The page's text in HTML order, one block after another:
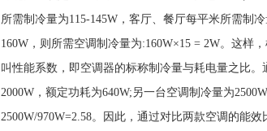
所需制冷量为115-145W，客厅、餐厅每平米所需制
160W，则所需空调制冷量为:160W×15 = 2W。这样
叫性能系数，即空调器的标称制冷量与耗电量之比
2000W，额定功耗为640W;另一台空调制冷量为
2500W/970W=2.58。因此，通过对比两款空调的能